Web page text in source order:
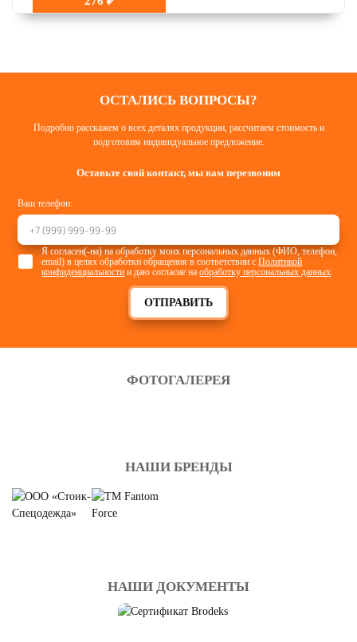
ОСТАЛИСЬ ВОПРОСЫ?
Подробно расскажем о всех деталях продукции, рассчитаем стоимость и
подготовим индивидуальное предложение.
Оставьте свой контакт, мы вам перезвоним
Ваш телефон:
ОТПРАВИТЬ
Я согласен(-на) на обработку моих персональных данных (ФИО, телефон,
email) в целях обработки обращения в соответствии сПолитикой
конфиденциальности и даю согласие наобработку персональных данных
ФОТОГАЛЕРЕЯ
НАШИ БРЕНДЫ
НАШИ ДОКУМЕНТЫ